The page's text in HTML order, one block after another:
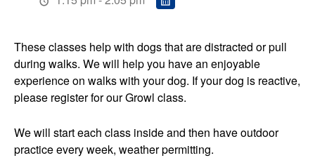
More
Gallery
F.A.Q.
Language
English
These classes help with dogs that are distracted or pull
during walks. We will help you have an enjoyable
experience on walks with your dog. If your dog is reactive,
please register for our Growl class.
We will start each class inside and then have outdoor
practice every week, weather permitting.